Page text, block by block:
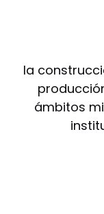
la
ámbitos